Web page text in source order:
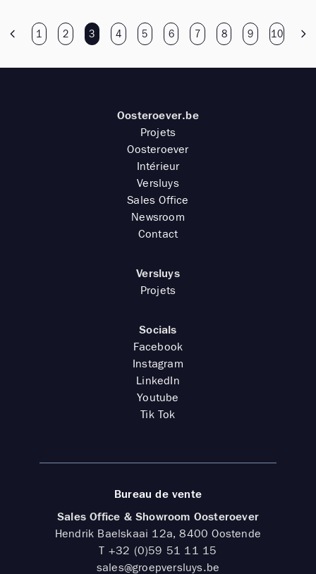
1 2 3 4 5 6 7 8 9 10
Oosteroever.be
Projets
Oosteroever
Intérieur
Versluys
Sales Office
Newsroom
Contact
Versluys
Projets
Socials
Facebook
Instagram
LinkedIn
Youtube
Tik Tok
Bureau de vente
Sales Office & Showroom Oosteroever
Hendrik Baelskaai 12a, 8400 Oostende
T +32 (0)59 51 11 15
sales@groepversluys.be